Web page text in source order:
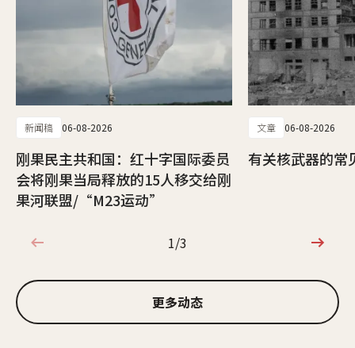
新闻稿 06-08-2026
刚果民主共和国：红十字国际委员
会将刚果当局释放的15人移交给刚
果河联盟/“M23运动”
文章 06-08-2026
有关核武器的常
1/3
1/3
更多动态